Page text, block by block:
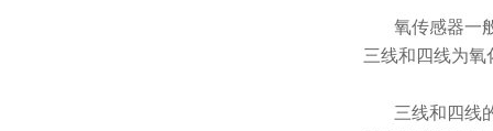
氧传感器一
三线和四线为氧
三线和四线